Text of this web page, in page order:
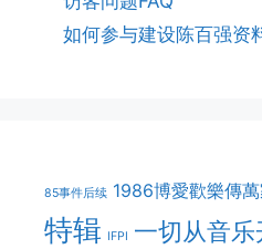
如何参与建设陈百强资
85事件后续 1986博愛歡樂傳
特辑 IFPI 一切从音乐